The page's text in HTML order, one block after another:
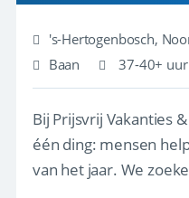
's-Hertogenbosch,
Baan
37-40+ uur
Bij Prijsvrij Vakanties
één ding: mensen
van het jaar. We